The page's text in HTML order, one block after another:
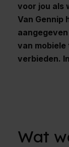
voor jou als
Van Gennip
van
verbieden.
Wat